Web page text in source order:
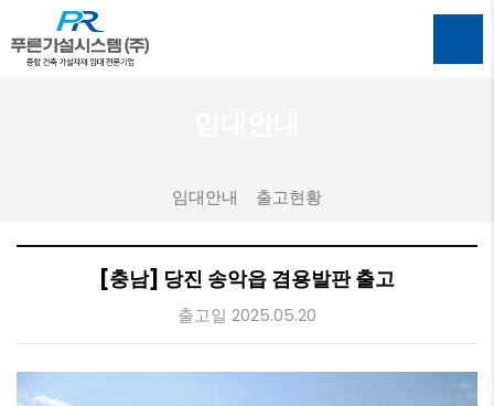
임대안내 출고현황
[충남] 당진 송악읍 겸용발판 출고
출고일 2025.05.20
본문